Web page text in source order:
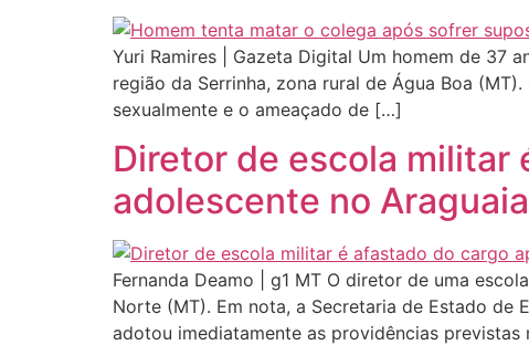
Yuri Ramires | Gazeta Digital Um homem de 37
região da Serrinha, zona rural de Água Boa
sexualmente e o ameaçado de […]
Diretor de escola militar
adolescente no Araguaia
Fernanda Deamo | g1 MT O diretor de uma
Norte (MT). Em nota, a Secretaria de Estado de
adotou imediatamente as providências